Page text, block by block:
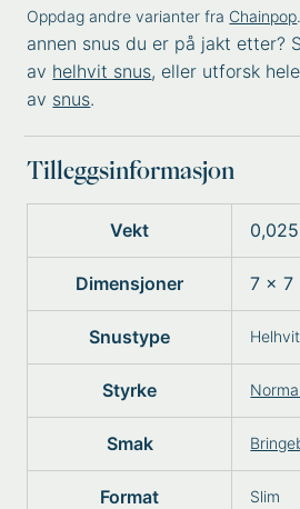
Oppdag andre varianter fra Chainpop.
annen snus du er på jakt etter?
av helhvit snus, eller utforsk
av snus.
Tilleggsinformasjon
Vekt
Dimensjoner 7 × 7
Snustype Helhvit
Styrke
Smak
Format Slim